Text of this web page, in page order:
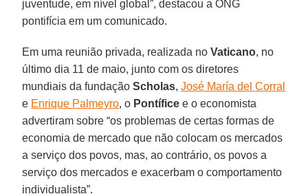
juventude, em nível global”, destacou a ONG
pontifícia em um comunicado.
Em uma reunião privada, realizada noVaticano, no
último dia 11 de maio, junto com os diretores
mundiais da fundaçãoScholas,José María del Corral
e Enrique Palmeyro, o Pontífice e o economista
advertiram sobre “os problemas de certas formas de
economia de mercado que não colocam os mercados
a serviço dos povos, mas, ao contrário, os povos a
serviço dos mercados e exacerbam o comportamento
individualista”.